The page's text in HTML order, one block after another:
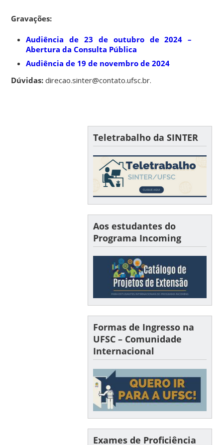
Gravações:
Audiência de 23 de outubro de 2024 –
Abertura da Consulta Pública
Audiência de 19 de novembro de 2024
Dúvidas: direcao.sinter@contato.ufsc.br.
Teletrabalho da SINTER
Aos estudantes do
Programa Incoming
Formas de Ingresso na
UFSC – Comunidade
Internacional
Exames de Proficiência